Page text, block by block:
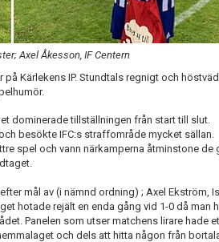
Axel Åkesson, IF Centern
Kärlekens IP. Stundtals regnigt och
dominerade tillställningen från start till slut.
besökte IFC:s straffområde mycket sällan.
spel och vann närkamperna åtminstone de
mål av (i nämnd ordning) ; Axel Ekström,
hotade rejält en enda gång vid 1-0 då man
Panelen som utser matchens lirare hade
och dels att hitta någon från